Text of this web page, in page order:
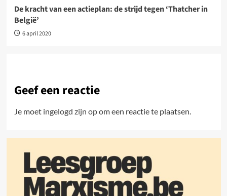
De kracht van een actieplan: de strijd tegen ‘Thatcher in
België’
6 april 2020
Geef een reactie
Je moet ingelogd zijn opom een reactie te plaatsen.